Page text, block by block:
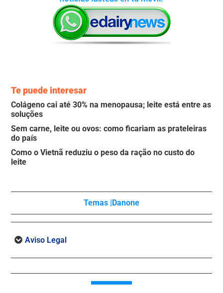
Te puede interesar
Colágeno cai até 30% na menopausa; leite está entre as
soluções
Sem carne, leite ou ovos: como ficariam as prateleiras
do país
Como o Vietnã reduziu o peso da ração no custo do
leite
Temas |Danone
Aviso Legal